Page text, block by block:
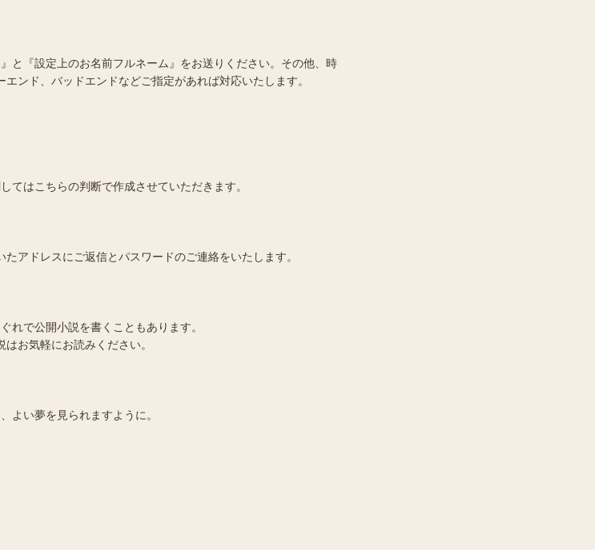
と『設定上のお名前フルネーム』をお送りください。その他、時
ンド、バッドエンドなどご指定があれば対応いたします。
てはこちらの判断で作成させていただきます。
アドレスにご返信とパスワードのご連絡をいたします。
れで公開小説を書くこともあります。
はお気軽にお読みください。
よい夢を見られますように。